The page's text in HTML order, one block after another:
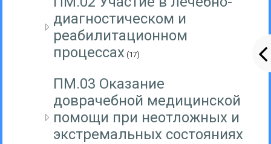
диагностическом и
реабилитационном
процессах (17)
ПМ.03 Оказание
доврачебной медицинской
помощи при неотложных и
экстремальных состояниях